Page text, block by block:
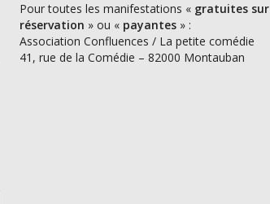
Pour toutes les manifestations « gratuites sur
réservation » ou « payantes» :
Association Confluences / La petite comédie
41, rue de la Comédie – 82000 Montauban